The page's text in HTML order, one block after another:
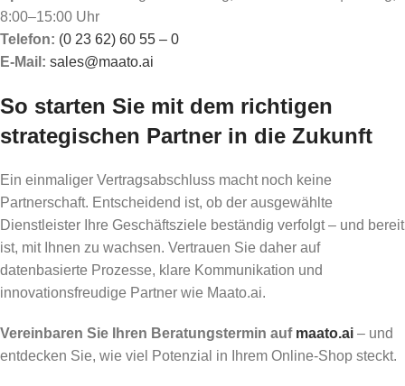
8:00–15:00 Uhr
Telefon: (0 23 62) 60 55 – 0
E-Mail: sales@maato.ai
So starten Sie mit dem richtigen
strategischen Partner in die Zukunft
Ein einmaliger Vertragsabschluss macht noch keine
Partnerschaft. Entscheidend ist, ob der ausgewählte
Dienstleister Ihre Geschäftsziele beständig verfolgt – und bereit
ist, mit Ihnen zu wachsen. Vertrauen Sie daher auf
datenbasierte Prozesse, klare Kommunikation und
innovationsfreudige Partner wie Maato.ai.
Vereinbaren Sie Ihren Beratungstermin auf maato.ai – und
entdecken Sie, wie viel Potenzial in Ihrem Online-Shop steckt.